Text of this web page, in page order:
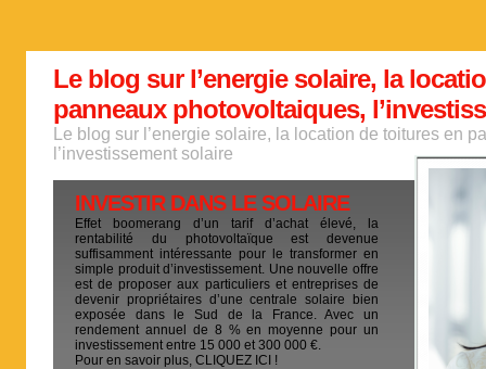
Le blog sur l’energie solaire, la
panneaux photovoltaiques,
Le blog sur l’energie solaire, la location de toitures en
l’investissement solaire
INVESTIR DANS LE SOLAIRE
Effet boomerang d’un tarif d’achat élevé, la
rentabilité du photovoltaïque est devenue
suffisamment intéressante pour le transformer en
simple produit d’investissement. Une nouvelle offre
est de proposer aux particuliers et entreprises de
devenir propriétaires d’une centrale solaire bien
exposée dans le Sud de la France. Avec un
rendement annuel de 8 % en moyenne pour un
investissement entre 15 000 et 300 000 €.
Pour en savoir plus, CLIQUEZ ICI !